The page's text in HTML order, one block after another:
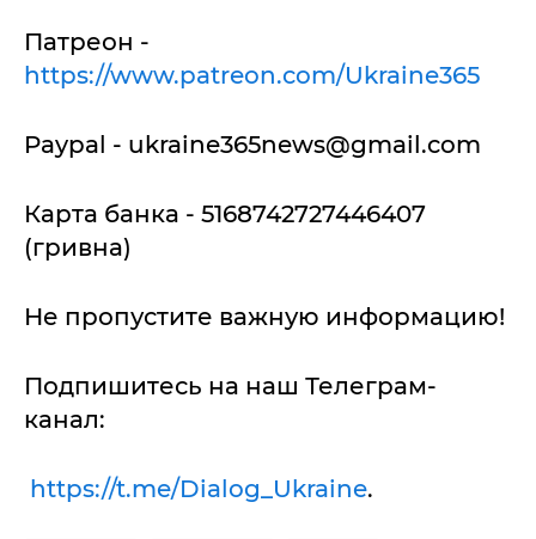
Патреон -
https://www.patreon.com/Ukraine365
Paypal - ukraine365news@gmail.com
Карта банка - 5168742727446407
(гривна)
Не пропустите важную информацию!
Подпишитесь на наш Телеграм-
канал:
https://t.me/Dialog_Ukraine.